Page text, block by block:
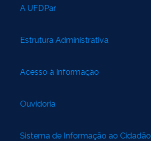
A UFDPar
Estrutura Administrativa
Acesso à Informação
Ouvidoria
Sistema de Informação ao Cidadão